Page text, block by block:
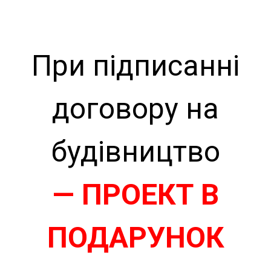
При підписанні
договору на
будівництво
— ПРОЕКТ В
ПОДАРУНОК